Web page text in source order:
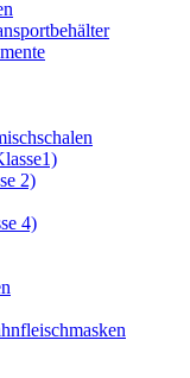
2)
4)